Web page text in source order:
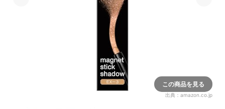
この商品を見る
出典： amazon.co.jp